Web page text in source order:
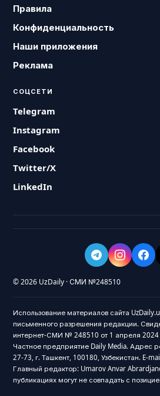
Правила
Конфиденциальность
Наши приложения
Реклама
СОЦСЕТИ
Telegram
Instagram
Facebook
Twitter/X
LinkedIn
© 2026 UzDaily · СМИ №248510
Использование материалов сайта
письменного разрешения редакции.
интернет-СМИ № 248510 от 1 апреля 2024
Частное предприятие Daily Media. Адрес
27-73, г. Ташкент, 100180, Узбекистан. E-
Главный редактор: Umarov Anvar
публикациях могут не совпадать с